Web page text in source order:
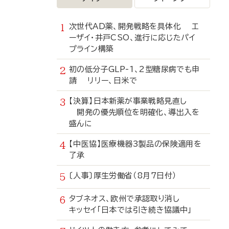
次世代AD薬、開発戦略を具体化 エ
ーザイ・井戸CSO、進行に応じたパイ
プライン構築
初の低分子GLP-1、2型糖尿病でも申
請 リリー、日米で
【決算】日本新薬が事業戦略見直し
開発の優先順位を明確化、導出入を
盛んに
【中医協】医療機器3製品の保険適用を
了承
〔人事〕厚生労働省（8月7日付）
タブネオス、欧州で承認取り消し
キッセイ「日本では引き続き協議中」